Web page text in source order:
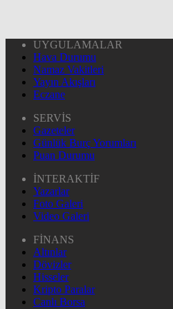
UYGULAMALAR
Hava Durumu
Namaz Vakitleri
Yayın Akışları
Eczane
SERVİS
Gazeteler
Günlük Burç Yorumları
Puan Durumu
İNTERAKTİF
Yazarlar
Foto Galeri
Video Galeri
FİNANS
Altınlar
Dövizler
Hisseler
Kripto Paralar
Canlı Borsa